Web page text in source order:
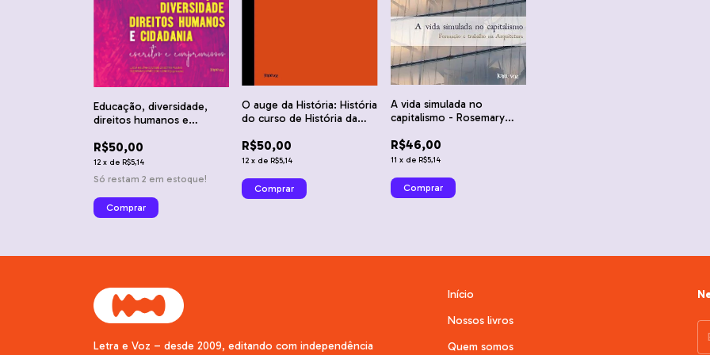
Educação, diversidade,
direitos humanos e
R$50,00
12 x de R$5,14
Só restam 2 em estoque!
O auge da História: História
do curso de História da
Paraná
R$50,00
12 x de R$5,14
A vida simulada no
capitalismo - Rosemary
R$46,00
11 x de R$5,14
Letra e Voz – desde 2009, editando com independência
Início
Nossos livros
Quem somos